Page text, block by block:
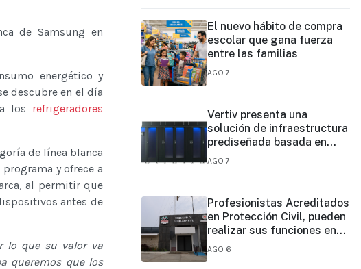
de Samsung en
energético y
descubre en el día
los refrigeradores
de línea blanca
y ofrece a
al permitir que
antes de
lo que su valor va
queremos que los
El nuevo hábito de compra
escolar que gana fuerza
entre las familias
AGO 7
Vertiv presenta una
solución de infraestructura
prediseñada basada en
filas para agilizar las
borde y de IA en el borde
AGO 7
Profesionistas Acreditados
en Protección Civil, pueden
realizar sus funciones en
todo el estado
AGO 6